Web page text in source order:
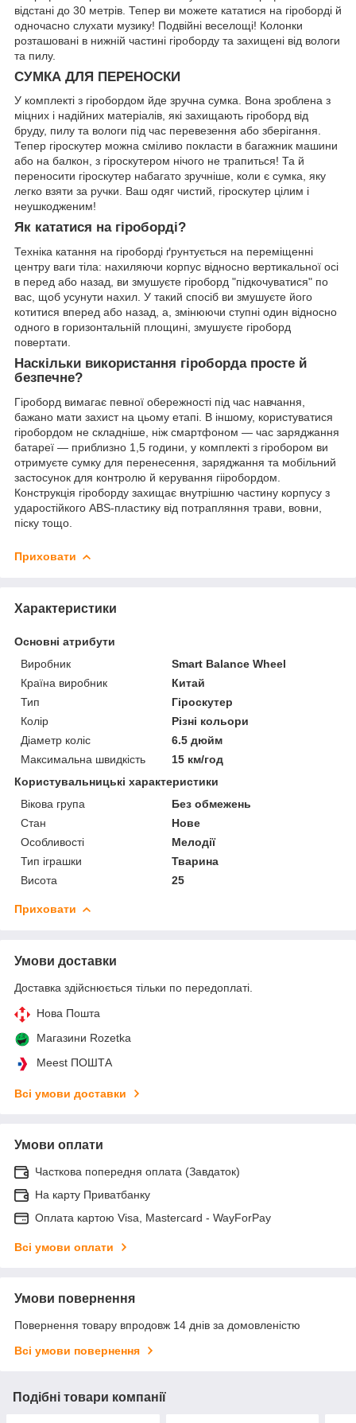
відстані до 30 метрів. Тепер ви можете кататися на гіроборді й
одночасно слухати музику! Подвійні веселощі! Колонки
розташовані в нижній частині гіроборду та захищені від вологи
та пилу.
СУМКА ДЛЯ ПЕРЕНОСКИ
У комплекті з гіробордом йде зручна сумка. Вона зроблена з
міцних і надійних матеріалів, які захищають гіроборд від
бруду, пилу та вологи під час перевезення або зберігання.
Тепер гіроскутер можна сміливо покласти в багажник машини
або на балкон, з гіроскутером нічого не трапиться! Та й
переносити гіроскутер набагато зручніше, коли є сумка, яку
легко взяти за ручки. Ваш одяг чистий, гіроскутер цілим і
неушкодженим!
Як кататися на гіроборді?
Техніка катання на гіроборді ґрунтується на переміщенні
центру ваги тіла: нахиляючи корпус відносно вертикальної осі
в перед або назад, ви змушуєте гіроборд "підкочуватися" по
вас, щоб усунути нахил. У такий спосіб ви змушуєте його
котитися вперед або назад, а, змінюючи ступні один відносно
одного в горизонтальній площині, змушуєте гіроборд
повертати.
Наскільки використання гіроборда просте й
безпечне?
Гіроборд вимагає певної обережності під час навчання,
бажано мати захист на цьому етапі. В іншому, користуватися
гіробордом не складніше, ніж смартфоном — час заряджання
батареї — приблизно 1,5 години, у комплекті з гіробором ви
отримуєте сумку для перенесення, заряджання та мобільний
застосунок для контролю й керування гііробордом.
Конструкція гіроборду захищає внутрішню частину корпусу з
ударостійкого ABS-пластику від потрапляння трави, вовни,
піску тощо.
Приховати
Характеристики
Основні атрибути
Виробник
Smart Balance Wheel
Країна виробник
Китай
Тип
Гіроскутер
Колір
Різні кольори
Діаметр коліс
6.5 дюйм
Максимальна швидкість
15 км/год
Користувальницькі характеристики
Вікова група
Без обмежень
Стан
Нове
Особливості
Мелодії
Тип іграшки
Тварина
Висота
25
Приховати
Умови доставки
Доставка здійснюється тільки по передоплаті.
Нова Пошта
Магазини Rozetka
Meest ПОШТА
Всі умови доставки
Умови оплати
Часткова попередня оплата (Завдаток)
На карту Приватбанку
Оплата картою Visa, Mastercard - WayForPay
Всі умови оплати
Умови повернення
Повернення товару впродовж 14 днів за домовленістю
Всі умови повернення
Подібні товари компанії